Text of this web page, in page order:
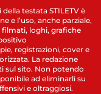
testata STILETV è
e l’uso, anche parziale,
loghi, grafiche
registrazioni, cover e
La redazione
sul sito. Non potendo
ad eliminarli su
e oltraggiosi.